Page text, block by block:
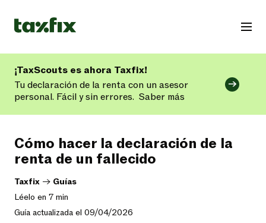
¡TaxScouts es ahora Taxfix!
Tu declaración de la renta con un asesor
personal. Fácil y sin errores. Saber más
Cómo hacer la declaración de la
renta de un fallecido
Taxfix -> Guías
Léelo en 7 min
Guía actualizada el 09/04/2026